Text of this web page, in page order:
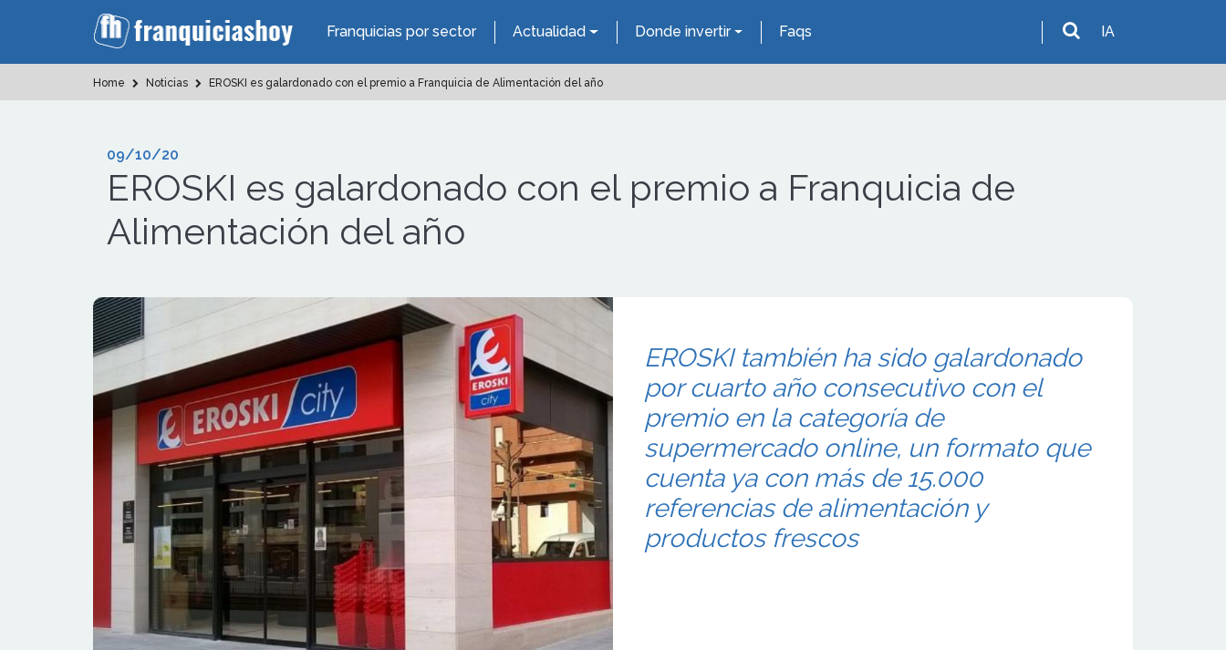
Franquicias por sector Actualidad Donde invertir Faqs IA
Home Noticias EROSKI es galardonado con el premio a Franquicia de Alimentación del año
09/10/20
EROSKI es galardonado con el premio a Franquicia de
Alimentación del año
EROSKI también ha sido galardonado
por cuarto año consecutivo con el
premio en la categoría de
supermercado online, un formato que
cuenta ya con más de 15.000
referencias de alimentación y
productos frescos